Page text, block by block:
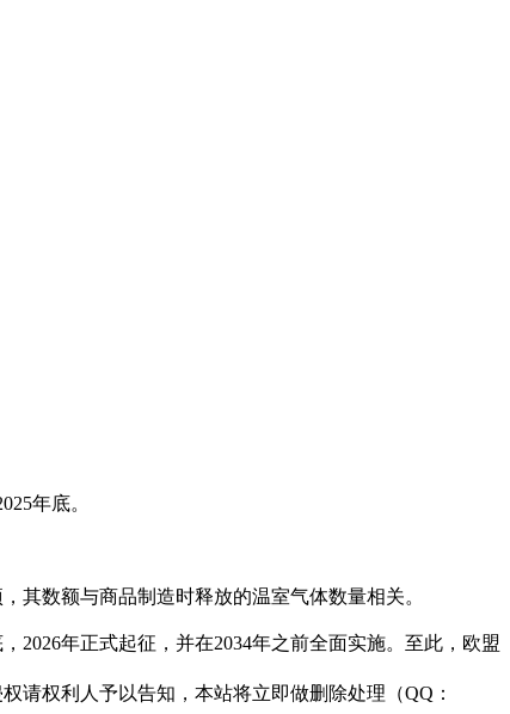
年底。
其数额与商品制造时释放的温室气体数量相关。
2026年正式起征，并在2034年之前全面实施。至此，欧盟
请权利人予以告知，本站将立即做删除处理（QQ：